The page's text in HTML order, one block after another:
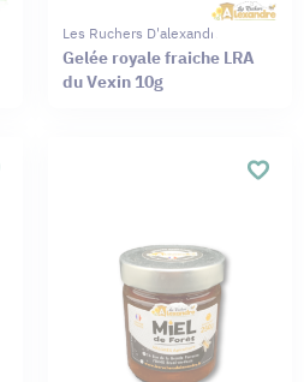
Les Ruchers D'alexandre
Gelée royale fraiche LRA
du Vexin 10g